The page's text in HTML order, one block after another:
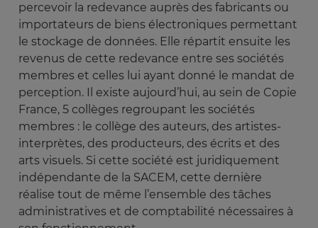
percevoir la redevance auprès des fabricants ou
importateurs de biens électroniques permettant
le stockage de données. Elle répartit ensuite les
revenus de cette redevance entre ses sociétés
membres et celles lui ayant donné le mandat de
perception. Il existe aujourd’hui, au sein de Copie
France, 5 collèges regroupant les sociétés
membres : le collège des auteurs, des artistes-
interprètes, des producteurs, des écrits et des
arts visuels. Si cette société est juridiquement
indépendante de la SACEM, cette dernière
réalise tout de même l’ensemble des tâches
administratives et de comptabilité nécessaires à